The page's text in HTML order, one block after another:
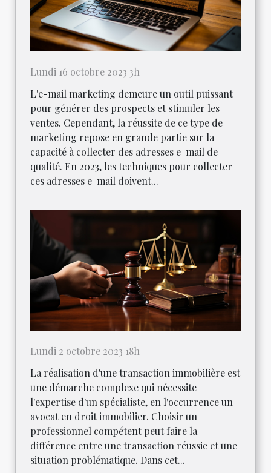
Lundi 16 octobre 2023 3h
L'e-mail marketing demeure un outil puissant
pour générer des prospects et stimuler les
ventes. Cependant, la réussite de ce type de
marketing repose en grande partie sur la
capacité à collecter des adresses e-mail de
qualité. En 2023, les techniques pour collecter
ces adresses e-mail doivent...
Lundi 2 octobre 2023 18h
La réalisation d'une transaction immobilière est
une démarche complexe qui nécessite
l'expertise d'un spécialiste, en l'occurrence un
avocat en droit immobilier. Choisir un
professionnel compétent peut faire la
différence entre une transaction réussie et une
situation problématique. Dans cet...